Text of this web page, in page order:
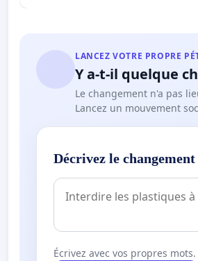
LANCEZ VOTRE PROPRE
Y a-t-il quelque
Le changement n'a pas
Lancez un mouvement
Décrivez le
Écrivez avec vos propres